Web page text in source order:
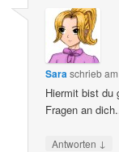
Saraschrieb
Hiermit bist du
Fragen an
Antworten ↓